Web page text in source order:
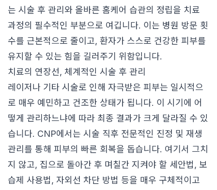
는 시술 후 관리와 올바른 홈케어 습관의 정립을 치료
과정의 필수적인 부분으로 여깁니다. 이는 병원 방문 횟
수를 근본적으로 줄이고, 환자가 스스로 건강한 피부를
유지할 수 있는 힘을 길러주기 위함입니다.
치료의 연장선, 체계적인 시술 후 관리
레이저나 기타 시술로 인해 자극받은 피부는 일시적으
로 매우 예민하고 건조한 상태가 됩니다. 이 시기에 어
떻게 관리하느냐에 따라 최종 결과가 크게 달라질 수 있
습니다. CNP에서는 시술 직후 전문적인 진정 및 재생
관리를 통해 피부의 빠른 회복을 돕습니다. 여기서 그치
지 않고, 집으로 돌아간 후 며칠간 지켜야 할 세안법, 보
습제 사용법, 자외선 차단 방법 등을 매우 구체적이고